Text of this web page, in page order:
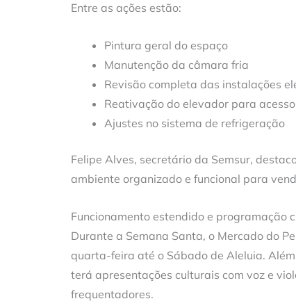
Entre as ações estão:
Pintura geral do espaço
Manutenção da câmara fria
Revisão completa das instalações
Reativação do elevador para
Ajustes no sistema de refrigeração
Felipe Alves, secretário da Semsur,
ambiente organizado e funcional para
Funcionamento estendido e programação
Durante a Semana Santa, o Mercado do
quarta-feira até o Sábado de Aleluia.
terá apresentações culturais com voz e
frequentadores.